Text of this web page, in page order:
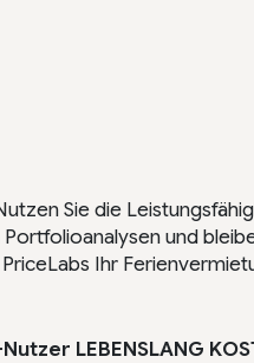
Sie die
und
Ihr
LEBENSLANG